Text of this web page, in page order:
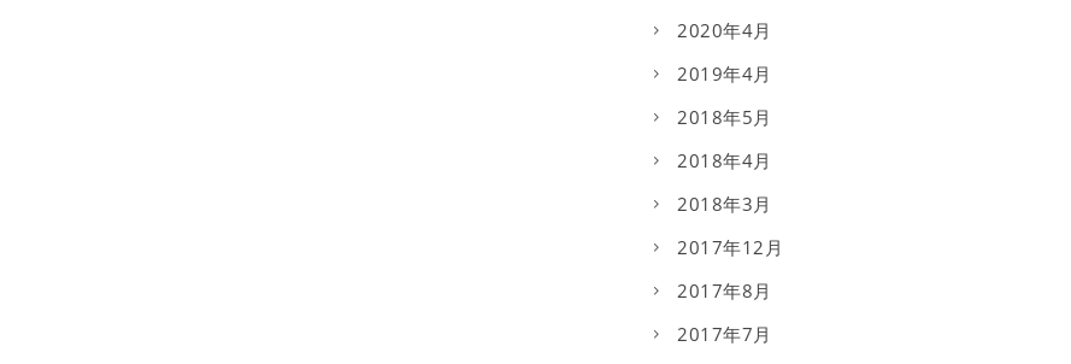
2020年4月
2019年4月
2018年5月
2018年4月
2018年3月
2017年12月
2017年8月
2017年7月